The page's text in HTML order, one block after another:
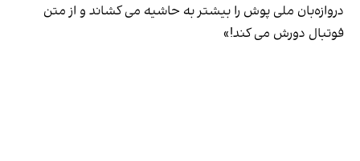
دروازه‌بان ملی پوش را بیشتر به حاشیه می کشاند و از متن
فوتبال دورش می کند!»